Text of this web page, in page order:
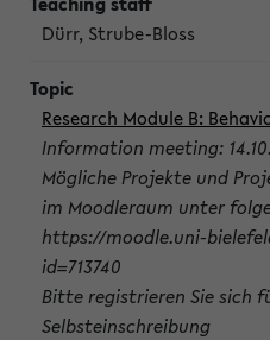
Dürr, Strube-Bloss
Research Module B:
Information meeting:
Mögliche Projekte und
im Moodleraum unter
https://moodle.uni-
id=713740
Bitte registrieren Sie sich
Selbsteinschreibung